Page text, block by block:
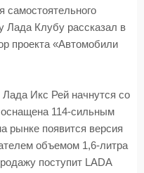
самостоятельного
Лада Клубу рассказал в
проекта «Автомобили
Икс Рей начнутся со
оснащена 114-сильным
рынке появится версия
объемом 1,6-литра
поступит LADA